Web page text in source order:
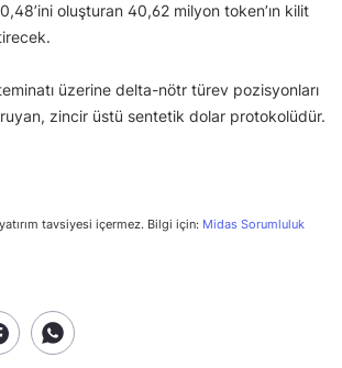
oluşturan 40,62 milyon token’ın kilit
üzerine delta-nötr türev pozisyonları
zincir üstü sentetik dolar protokolüdür.
tavsiyesi içermez. Bilgi için: Midas Sorumluluk